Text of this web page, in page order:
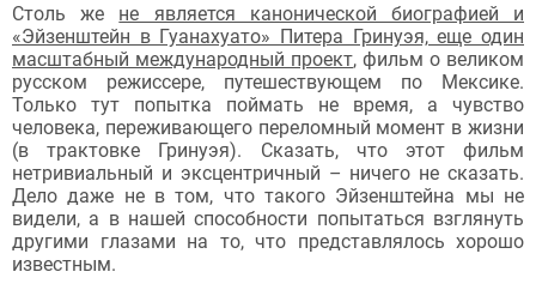
Столь же не является канонической биографией и
«Эйзенштейн в Гуанахуато» Питера Гринуэя, еще один
масштабный международный проект, фильм о великом
русском режиссере, путешествующем по Мексике.
Только тут попытка поймать не время, а чувство
человека, переживающего переломный момент в жизни
(в трактовке Гринуэя). Сказать, что этот фильм
нетривиальный и эксцентричный – ничего не сказать.
Дело даже не в том, что такого Эйзенштейна мы не
видели, а в нашей способности попытаться взглянуть
другими глазами на то, что представлялось хорошо
известным.